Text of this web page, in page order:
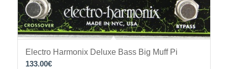
Electro Harmonix Deluxe Bass Big Muff Pi
133.00€